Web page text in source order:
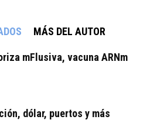
MÁS DEL AUTOR
mFlusiva, vacuna ARNm
dólar, puertos y más